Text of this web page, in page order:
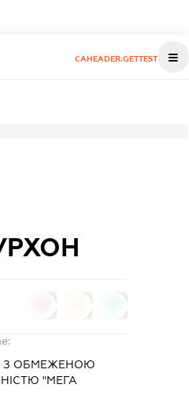
CAHEADER.GETTEST
З ОБМЕЖЕНОЮ
"МЕГА